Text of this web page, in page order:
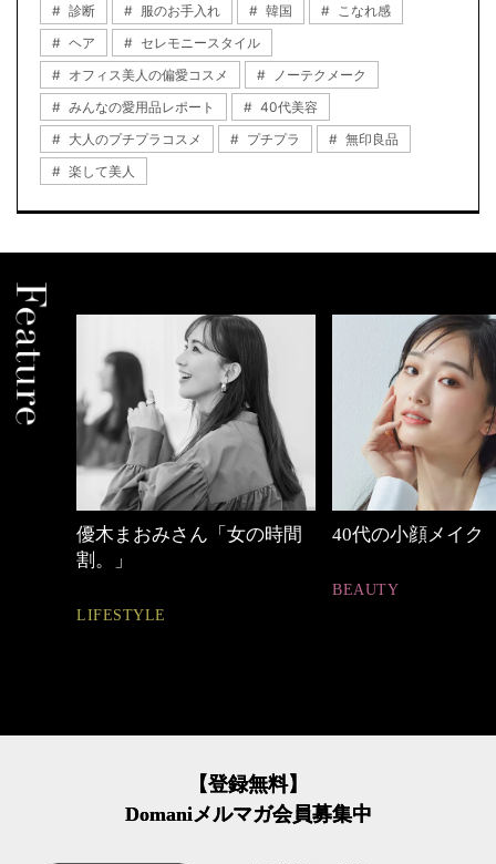
診断 服のお手入れ 韓国
こなれ感
ヘア
セレモニースタイル
オフィス美人の偏愛コスメ
ノーテクメーク
みんなの愛用品レポート
40代美容
大人のプチプラコスメ
プチプラ
無印良品
楽して美人
40代の小顔メイク
【ワーママのきれ
【登録無料】
Domaniメルマガ会員募集中